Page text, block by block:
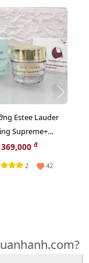
Estee Lauder
Supreme+
sáng da toàn
369,000 đ
2 42